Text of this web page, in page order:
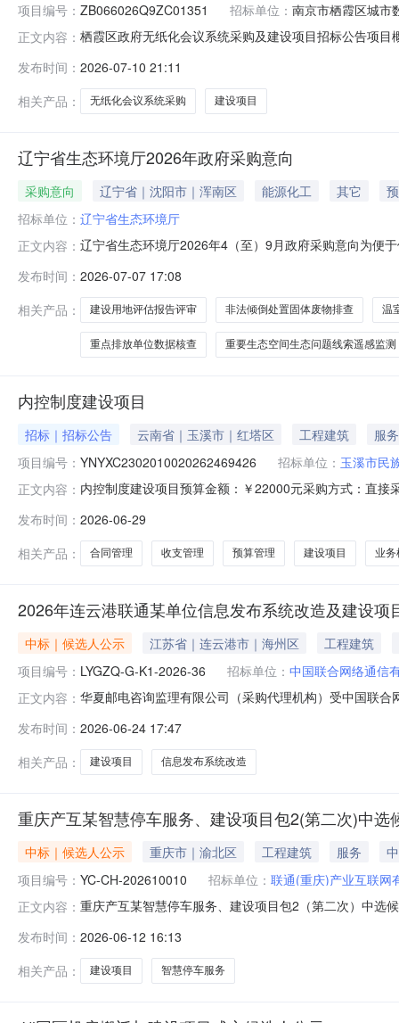
项目编号： ZB066026Q9ZC01351 招标单位： 南京市栖霞区城市
正文内容： 栖霞区政府无纸化会议系统采购及建设项目招标公告项
栖霞区政府无纸化会议系统采购及建设项目1.3预算金额
件。1
发布时间： 2026-07-10 21:11
相关产品：
无纸化会议系统采购 建设项目
辽宁省生态环境厅2026年政府采购意向
采购意向 辽宁省｜沈阳市｜浑南区 能源化工 其它
招标单位： 辽宁省生态环境厅
正文内容： 辽宁省生态环境厅2026年4（至）9月政府采购意向为便
补充采购项目活性炭116吨，吸油毡5.1吨130.69月专门
发布时间： 2026-07-07 17:08
相关产品：
建设用地评估报告评审 非法倾倒处置固体废物排查 温
重点排放单位数据核查 重要生态空间生态问题线索遥感监测
内控制度建设项目
招标｜招标公告 云南省｜玉溪市｜红塔区 工程建筑
服务
项目编号： YNYXC2302010020262469426 招标单位： 玉溪市民
正文内容： 内控制度建设项目预算金额：￥22000元采购方式：直
发布时间： 2026-06-29
相关产品：
合同管理 收支管理 预算管理 建设项目 业务
2026年连云港联通某单位信息发布系统改造及建设项
中标｜候选人公示 江苏省｜连云港市｜海州区
工程建筑
项目编号： LYGZQ-G-K1-2026-36 招标单位： 中国联合网络通信
正文内容： 华夏邮电咨询监理有限公司（采购代理机构）受中国联
比采购结果公布如下：1、项目名称：2026年连云港联
发布时间： 2026-06-24 17:47
相关产品：
建设项目 信息发布系统改造
重庆产互某智慧停车服务、建设项目包2(第二次)中选
中标｜候选人公示 重庆市｜渝北区 工程建筑 服务
项目编号： YC-CH-202610010 招标单位： 联通(重庆)产业互联网
正文内容： 重庆产互某智慧停车服务、建设项目包2（第二次）中选
下：1、项目名称：重庆产互某智慧停车服务、建设项
技发展有限
发布时间： 2026-06-12 16:13
相关产品：
建设项目 智慧停车服务